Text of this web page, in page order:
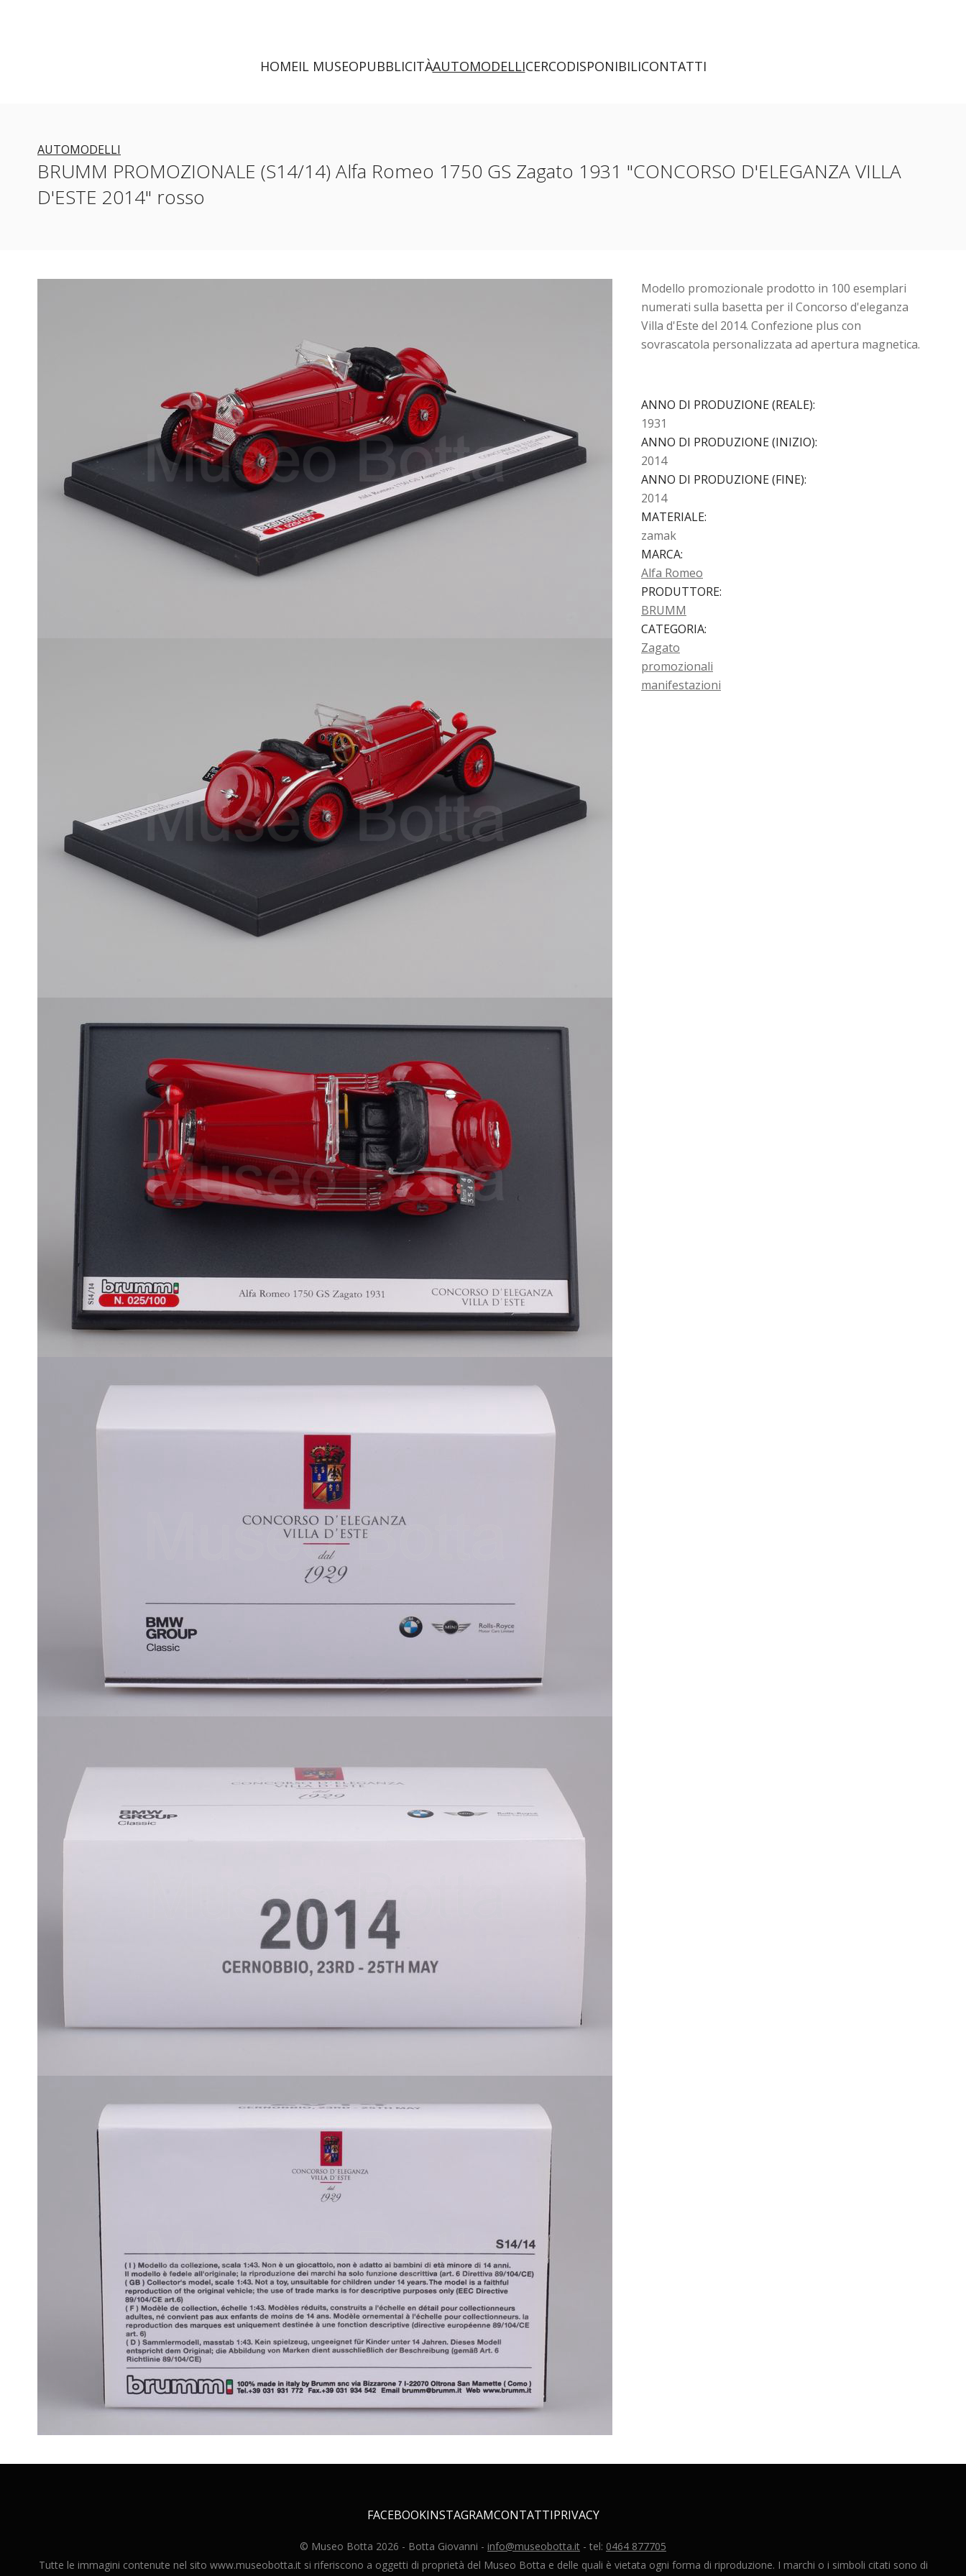
HOMEIL MUSEOPUBBLICITÀAUTOMODELLICERCODISPONIBILICONTATTI
AUTOMODELLI
BRUMM PROMOZIONALE (S14/14) Alfa Romeo 1750 GS Zagato 1931 "CONCORSO D'ELEGANZA VILLA
D'ESTE 2014" rosso
Modello promozionale prodotto in 100 esemplari
numerati sulla basetta per il Concorso d'eleganza
Villa d'Este del 2014. Confezione plus con
sovrascatola personalizzata ad apertura magnetica.
ANNO DI PRODUZIONE (REALE):
1931
ANNO DI PRODUZIONE (INIZIO):
2014
ANNO DI PRODUZIONE (FINE):
2014
MATERIALE:
zamak
MARCA:
Alfa Romeo
PRODUTTORE:
BRUMM
CATEGORIA:
Zagato
promozionali
manifestazioni
FACEBOOKINSTAGRAMCONTATTIPRIVACY
© Museo Botta 2026 - Botta Giovanni - info@museobotta.it - tel: 0464 877705
Tutte le immagini contenute nel sito www.museobotta.it si riferiscono a oggetti di proprietà del Museo Botta e delle quali è vietata ogni forma di riproduzione. I marchi o i simboli citati sono di